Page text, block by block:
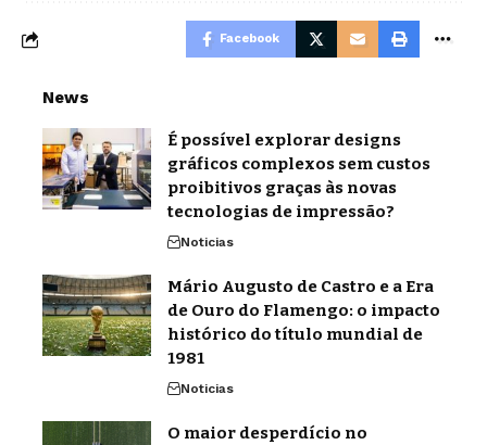
Facebook
News
É possível explorar designs
gráficos complexos sem custos
proibitivos graças às novas
tecnologias de impressão?
Noticias
Mário Augusto de Castro e a Era
de Ouro do Flamengo: o impacto
histórico do título mundial de
1981
Noticias
O maior desperdício no